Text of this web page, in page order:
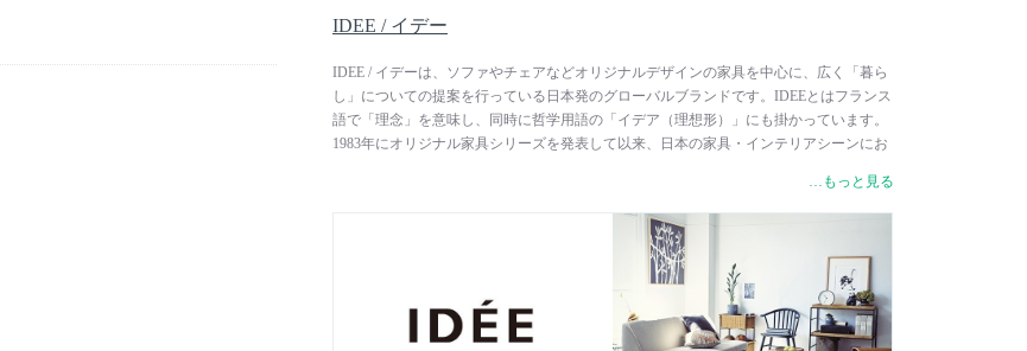
IDEE / イデー
IDEE / イデーは、ソファやチェアなどオリジナルデザインの家具を中心に、広く「暮ら
し」についての提案を行っている日本発のグローバルブランドです。IDEEとはフランス
語で「理念」を意味し、同時に哲学用語の「イデア（理想形）」にも掛かっています。
1983年にオリジナル家具シリーズを発表して以来、日本の家具・インテリアシーンにお
ない、新しい造形に挑戦し、数多くのデザイナーと「ありそうで、なかった」家具を
次々と世に送り出しています。それらの多くは洋家具の起源であるヨーロッパを中心に
世界各国で称賛を浴び、美術品としてコレクターも現れ、デザインミュージアムの永久
保存品として採用される作品も複数存在しています。
…もっと見る